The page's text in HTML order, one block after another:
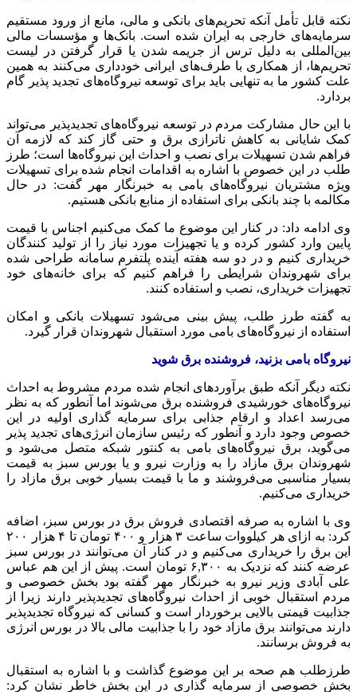
نکته قابل تأمل آنکه تحریم‌های بانکی و مالی، مانع از ورود مستقیم
سرمایه‌های خارجی به ایران شده است. بانک‌ها و مؤسسات مالی
بین‌المللی به دلیل ترس از جریمه شدن یا قرار گرفتن در لیست
تحریم‌ها، از همکاری با طرف‌های ایرانی خودداری می‌کنند به همین
علت کشور ما به تنهایی باید برای توسعه نیروگاه‌های تجدید پذیر گام
بردارد.
با این حال مشارکت مردم در توسعه نیروگاه‌هایتجدیدپذیر
می‌تواند
کمک شایانی به کاهش ناترازی برق و حتی گاز کند که لازمه آن
فراهم شدن تسهیلات برای نصب و احداث این نیروگاه‌ها است؛ طرز
طلب در این خصوص با اشاره به اقدامات انجام شده برای تسهیلات
ویژه مشتریان نیروگاه‌های بامی به خبرنگار مهر گفت: در حال
مکالمه با چند بانکی برای استفاده از منابع بانکی هستیم.
وی ادامه داد: در کنار این موضوع ما کمک می‌کنیم اجناس با قیمت
پایین وارد کشور کرده و یا تجهیزات مورد نیاز را از تولید کنندگان
خریداری کنیم و در دو سه هفته آینده پلتفرم سامانه طراحی شده
برای شهروندان شرایطی را فراهم کنیم که برای خانه‌های خود
تجهیزات خریداری، نصب و استفاده کنند.
به گفته طرز طلب، پیش بینی می‌شود تسهیلات بانکی و امکان
استفاده از نیروگاه‌های بامی مورد استقبال شهروندان قرار گیرد.
نیروگاه بامی بزنید، فروشنده برق شوید
نکته دیگر آنکه طبق برآوردهای انجام شده مردم مشروط به احداث
نیروگاه‌های خورشیدی فروشنده برق می‌شوند اما آنطور که به نظر
می‌رسد اعداد و ارقام جذابی برای سرمایه گذاری اولیه در این
خصوص وجود دارد و آنطور که رئیس سازمان انرژی‌های تجدید پذیر
می‌گوید، برق نیروگاه‌های بامی به کنتور شبکه متصل می‌شود و
شهروندان برق مازاد را به وزارت نیرو و یا بورس سبز به قیمت
بسیار مناسبی می‌فروشند و ما با قیمت بسیار خوبی برق مازاد را
خریداری می‌کنیم.
وی با اشاره به صرفه اقتصادی فروش برق در بورس سبز، اضافه
کرد: به ازای هر کیلووات ساعت ۳ هزار و ۴۰۰ تومان تا ۴ هزار ۲۰۰
این برق را خریداری می‌کنیم و در کنار آن می‌توانند در بورس سبز
عرضه کنند که نزدیک به ۶,۳۰۰ تومان است. پیش از این هم عباس
علی آبادی وزیر نیرو به خبرنگار مهر گفته بود بخش خصوصی و
مردم استقبال خوبی از احداث نیروگاه‌های تجدیدپذیر
دارند زیرا از
جذابیت قیمتی بالایی برخوردار است و کسانی که نیروگاه تجدیدپذیر
دارند می‌توانند برق مازاد خود را با جذابیت مالی بالا در بورس انرژی
به فروش برسانند.
طرزطلب هم صحه بر این موضوع گذاشت و با اشاره به استقبال
بخش خصوصی از سرمایه گذاری در این بخش خاطر نشان کرد: